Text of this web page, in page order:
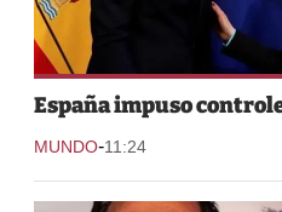
España impuso
MUNDO-11:24